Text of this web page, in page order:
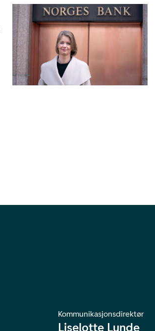
Kommunikasjonsdirektør
Liselotte Lunde